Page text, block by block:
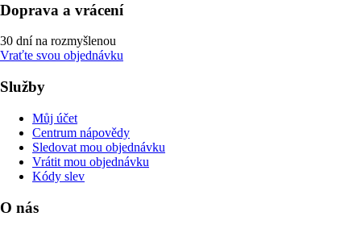
Doprava a vrácení
30 dní na rozmyšlenou
Vraťte svou objednávku
Služby
Můj účet
Centrum nápovědy
Sledovat mou objednávku
Vrátit mou objednávku
Kódy slev
O nás